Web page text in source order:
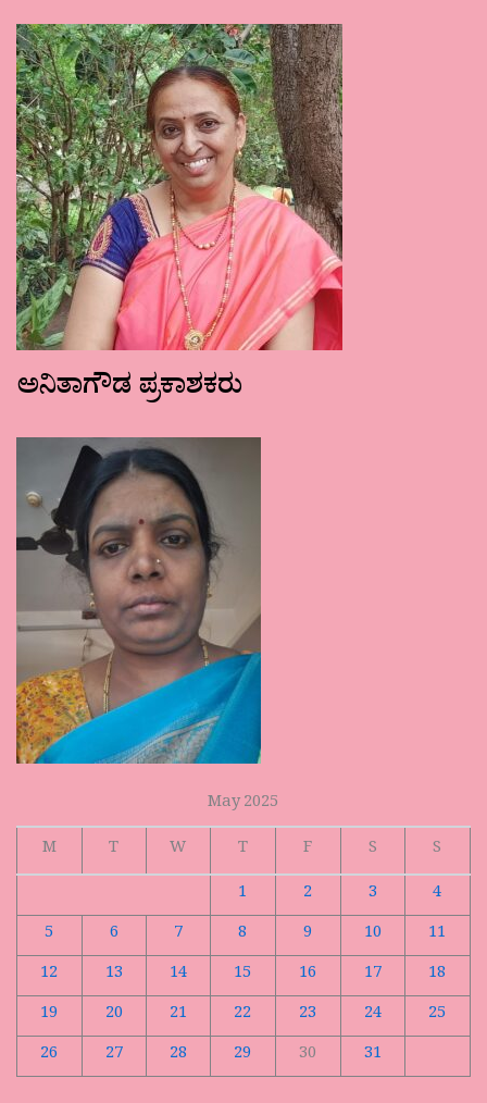
ಅನಿತಾಗೌಡ ಪ್ರಕಾಶಕರು
May 2025
M
T W T F S
S
1
2 3
4
5
6 7 8 9 10
11
12
13 14 15 16 17
18
19
20 21 22 23 24
25
26
27 28 29 30 31